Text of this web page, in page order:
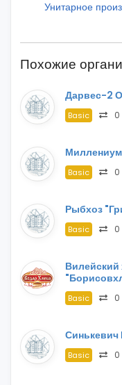
Унитарное
Похожие
Дарвес-2
Basic 0
Basic 0
Рыбхоз
Basic 0
Basic 0
Basic 0